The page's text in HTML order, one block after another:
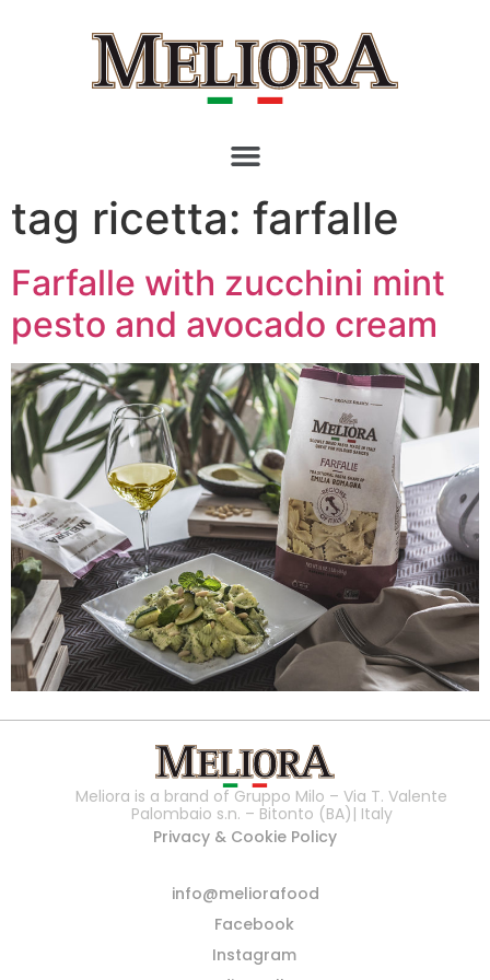
tag ricetta: farfalle
Farfalle with zucchini mint
pesto and avocado cream
Meliora is a brand of Gruppo Milo – Via T. Valente
Palombaio s.n. – Bitonto (BA)| Italy
Privacy & Cookie Policy
info@meliorafood
Facebook
Instagram